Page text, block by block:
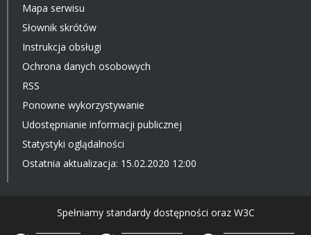
Mapa serwisu
Słownik skrótów
Instrukcja obsługi
Ochrona danych osobowych
RSS
Ponowne wykorzystywanie
Udostępnianie informacji publicznej
Statystyki oglądalności
Ostatnia aktualizacja: 15.02.2020 12:00
Spełniamy standardy dostępności oraz W3C